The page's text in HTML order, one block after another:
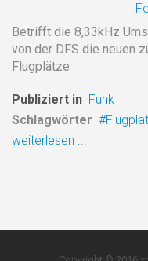
Betrifft die 8,33kHz
von der DFS die neuen
Flugplätze
Publiziert in Funk
Schlagwörter
weiterlesen ...